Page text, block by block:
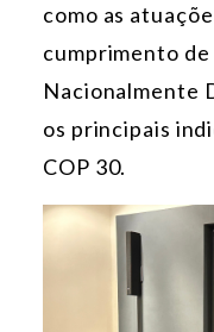
como as
cumprimento
Nacionalmente
os principais
COP 30.